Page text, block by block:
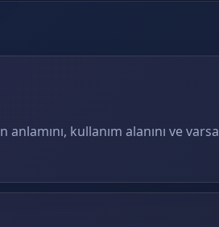
kullanım alanını ve varsa